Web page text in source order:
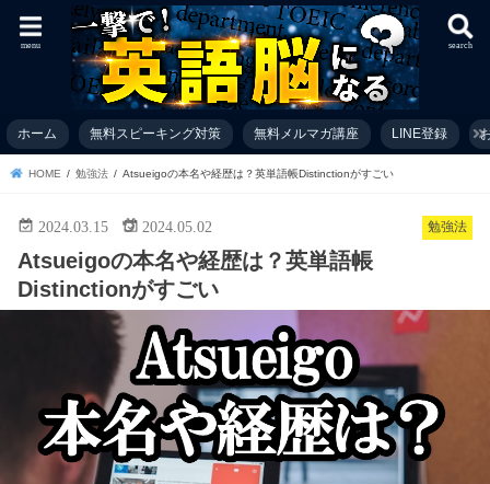
search
menu
ホーム 無料スピーキング対策 無料メルマガ講座 LINE登録
HOME 勉強法 Atsueigoの本名や経歴は？英単語帳Distinctionがすごい
勉強法
2024.03.15 2024.05.02
Atsueigoの本名や経歴は？英単語帳
Distinctionがすごい